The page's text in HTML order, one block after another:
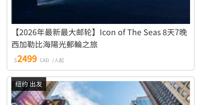
【2026年最新最大邮轮】Icon of The Seas 8天7晚
西加勒比海陽光郵輪之旅
$2499 CAD /人起
纽约 出发